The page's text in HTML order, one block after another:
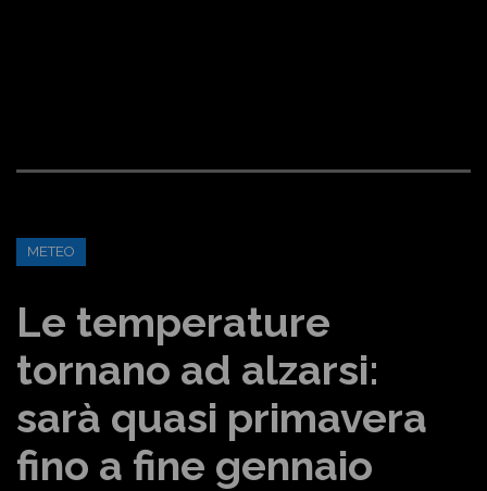
METEO
Le temperature
tornano ad alzarsi:
sarà quasi primavera
fino a fine gennaio